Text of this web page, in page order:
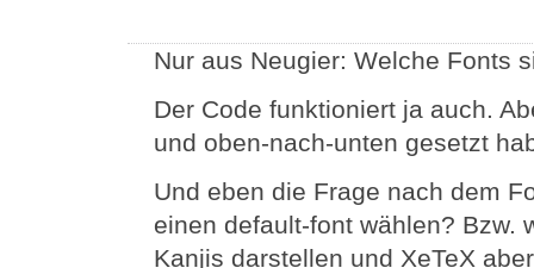
Nur aus Neugier: Welche Fonts
Der Code funktioniert ja auch.
und oben-nach-unten gesetzt
Und eben die Frage nach dem
einen default-font wählen? Bzw.
Kanjis darstellen und XeTeX